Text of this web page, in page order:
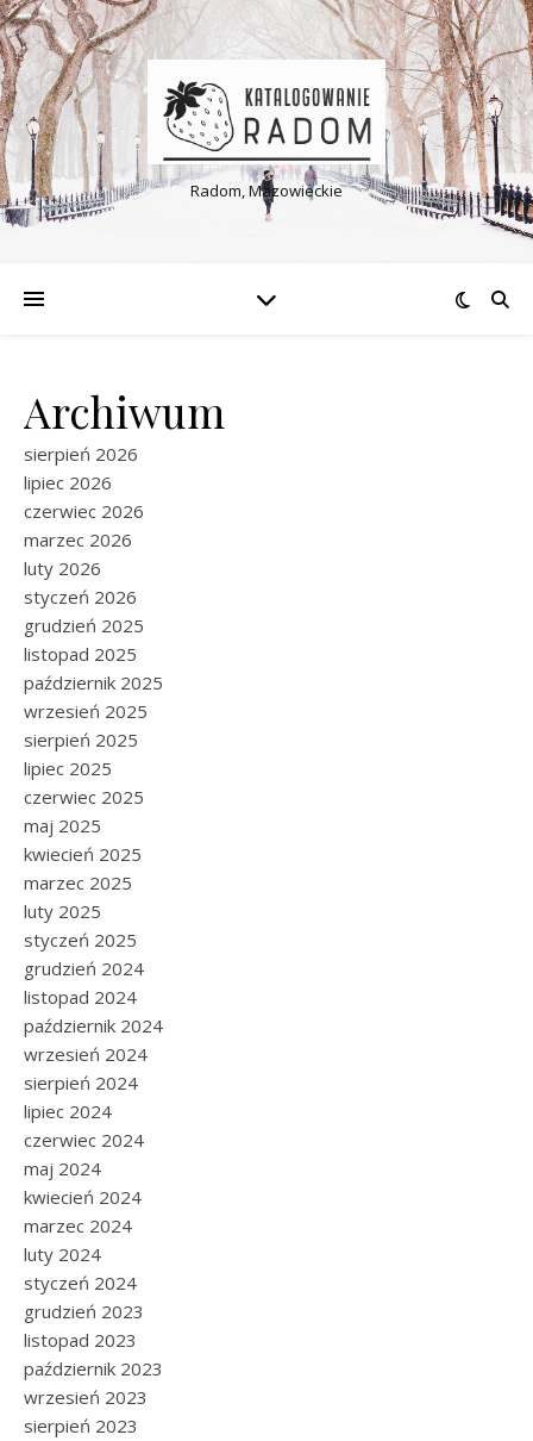
Radom, Mazowieckie
Archiwum
sierpień 2026
lipiec 2026
czerwiec 2026
marzec 2026
luty 2026
styczeń 2026
grudzień 2025
listopad 2025
październik 2025
wrzesień 2025
sierpień 2025
lipiec 2025
czerwiec 2025
maj 2025
kwiecień 2025
marzec 2025
luty 2025
styczeń 2025
grudzień 2024
listopad 2024
październik 2024
wrzesień 2024
sierpień 2024
lipiec 2024
czerwiec 2024
maj 2024
kwiecień 2024
marzec 2024
luty 2024
styczeń 2024
grudzień 2023
listopad 2023
październik 2023
wrzesień 2023
sierpień 2023